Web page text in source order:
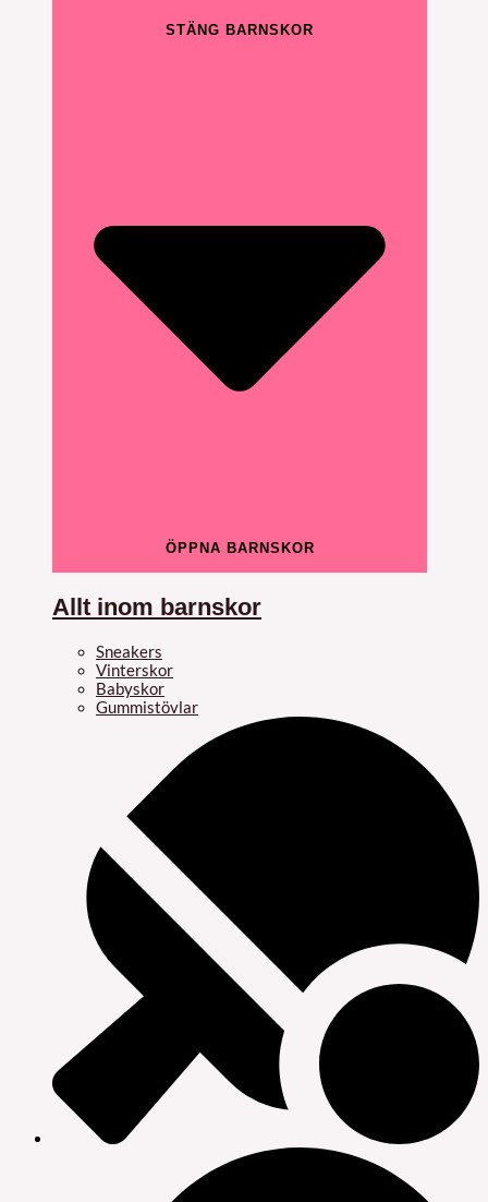
STÄNG BARNSKOR
ÖPPNA BARNSKOR
Allt inom barnskor
Sneakers
Vinterskor
Babyskor
Gummistövlar